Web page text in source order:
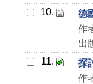
10.
德
作
出
11.
探
作